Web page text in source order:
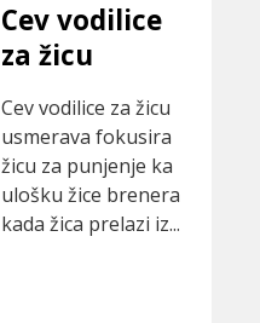
Cev vodilice
za žicu
Cev vodilice za žicu
usmerava fokusira
žicu za punjenje ka
ulošku žice brenera
kada žica prelazi iz...